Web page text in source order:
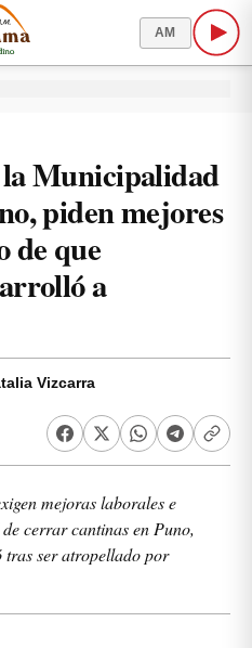
AM
Municipalidad
piden mejores
de que
a
Vizcarra
mejoras laborales e
cerrar cantinas en Puno,
ser atropellado por